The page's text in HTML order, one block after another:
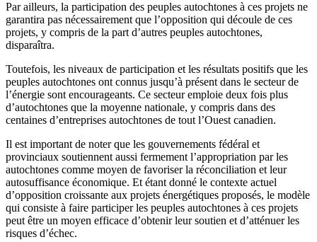
Par ailleurs, la participation des peuples autochtones à ces projets ne
garantira pas nécessairement que l’opposition qui découle de ces
projets, y compris de la part d’autres peuples autochtones,
disparaîtra.
Toutefois, les niveaux de participation et les résultats positifs que les
peuples autochtones ont connus jusqu’à présent dans le secteur de
l’énergie sont encourageants. Ce secteur emploie deux fois plus
d’autochtones que la moyenne nationale, y compris dans des
centaines d’entreprises autochtones de tout l’Ouest canadien.
Il est important de noter que les gouvernements fédéral et
provinciaux soutiennent aussi fermement l’appropriation par les
autochtones comme moyen de favoriser la réconciliation et leur
autosuffisance économique. Et étant donné le contexte actuel
d’opposition croissante aux projets énergétiques proposés, le modèle
qui consiste à faire participer les peuples autochtones à ces projets
peut être un moyen efficace d’obtenir leur soutien et d’atténuer les
risques d’échec.